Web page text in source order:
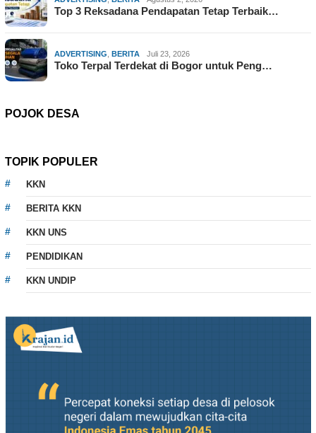
Top 3 Reksadana Pendapatan Tetap Terbaik…
ADVERTISING BERITA Juli 23, 2026
Toko Terpal Terdekat di Bogor untuk Peng…
POJOK DESA
TOPIK POPULER
KKN
BERITA KKN
KKN UNS
PENDIDIKAN
KKN UNDIP